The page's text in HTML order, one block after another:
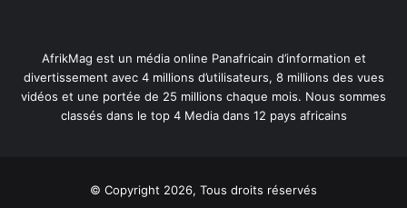
AfrikMag est un média online Panafricain d’information et
divertissement avec 4 millions d’utilisateurs, 8 millions des vues
vidéos et une portée de 25 millions chaque mois. Nous sommes
classés dans le top 4 Media dans 12 pays africains
© Copyright 2026, Tous droits réservés